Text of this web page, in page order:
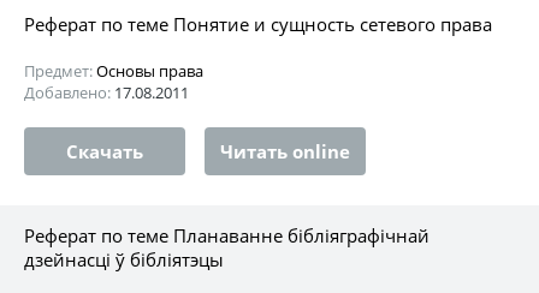
Реферат по теме Понятие и сущность сетевого права
Предмет:Основы права
Добавлено: 17.08.2011
Скачать Читать online
Реферат по теме Планаванне бібліяграфічнай
дзейнасці ў бібліятэцы